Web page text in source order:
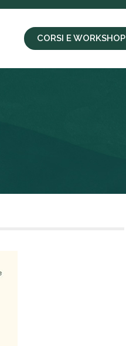
CORSI E WORKSHOP